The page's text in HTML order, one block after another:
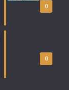
0
0